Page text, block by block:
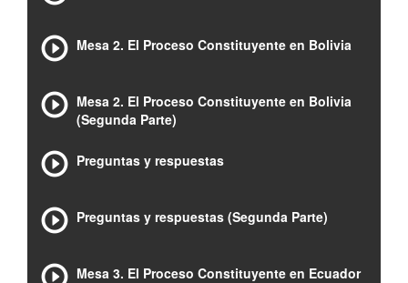
Mesa 2. El Proceso Constituyente en Bolivia
Mesa 2. El Proceso Constituyente en Bolivia
(Segunda Parte)
Preguntas y respuestas
Preguntas y respuestas (Segunda Parte)
Mesa 3. El Proceso Constituyente en Ecuador